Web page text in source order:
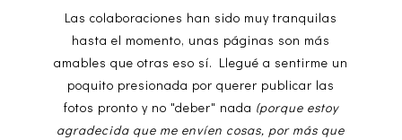
Las colaboraciones han sido muy tranquilas
hasta el momento, unas páginas son más
amables que otras eso sí. Llegué a sentirme un
poquito presionada por querer publicar las
fotos pronto y no "deber" nada (porque estoy
agradecida que me envíen cosas, por más que